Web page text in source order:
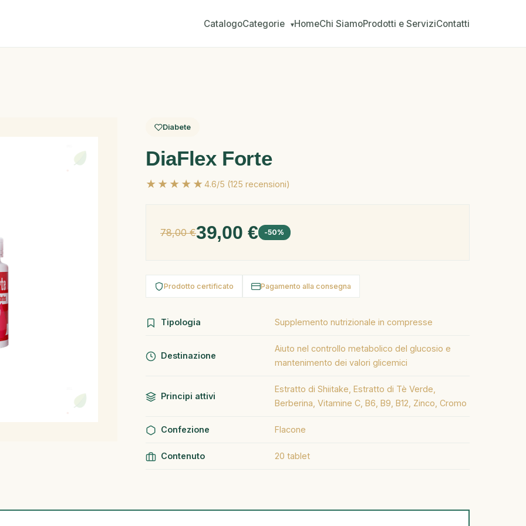
CatalogoCategorie ▾HomeChi SiamoProdotti e ServiziContatti
Diabete
DiaFlex Forte
★★★★★4.6/5 (125 recensioni)
78,00 €39,00 € -50%
Prodotto certificato Pagamento alla consegna
Tipologia Supplemento nutrizionale in compresse
Destinazione
Aiuto nel controllo metabolico del glucosio e
mantenimento dei valori glicemici
Principi attivi
Estratto di Shiitake, Estratto di Tè Verde,
Berberina, Vitamine C, B6, B9, B12, Zinco, Cromo
Confezione Flacone
Contenuto 20 tablet